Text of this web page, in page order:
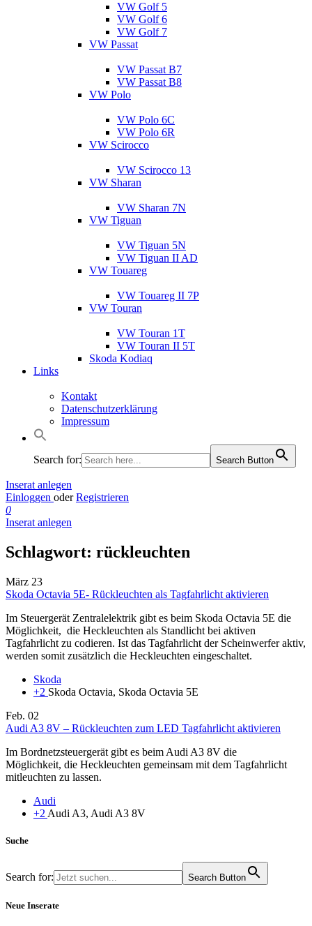
VW Golf 5
VW Golf 6
VW Golf 7
VW Passat
VW Passat B7
VW Passat B8
VW Polo
VW Polo 6C
VW Polo 6R
VW Scirocco
VW Scirocco 13
VW Sharan
VW Sharan 7N
VW Tiguan
VW Tiguan 5N
VW Tiguan II AD
VW Touareg
VW Touareg II 7P
VW Touran
VW Touran 1T
VW Touran II 5T
Skoda Kodiaq
Links
Kontakt
Datenschutzerklärung
Impressum
Search for: Search Button
Inserat anlegen
Einloggen oder Registrieren
0
Inserat anlegen
Schlagwort: rückleuchten
März 23
Skoda Octavia 5E- Rückleuchten als Tagfahrlicht aktivieren
Im Steuergerät Zentralelektrik gibt es beim Skoda Octavia 5E die
Möglichkeit, die Heckleuchten als Standlicht bei aktiven
Tagfahrlicht zu codieren. Ist das Tagfahrlicht der Scheinwerfer aktiv,
werden somit zusätzlich die Heckleuchten eingeschaltet.
Skoda
+2 Skoda Octavia, Skoda Octavia 5E
Feb. 02
Audi A3 8V – Rückleuchten zum LED Tagfahrlicht aktivieren
Im Bordnetzsteuergerät gibt es beim Audi A3 8V die
Möglichkeit, die Heckleuchten gemeinsam mit dem Tagfahrlicht
mitleuchten zu lassen.
Audi
+2 Audi A3, Audi A3 8V
Suche
Search for: Search Button
Neue Inserate